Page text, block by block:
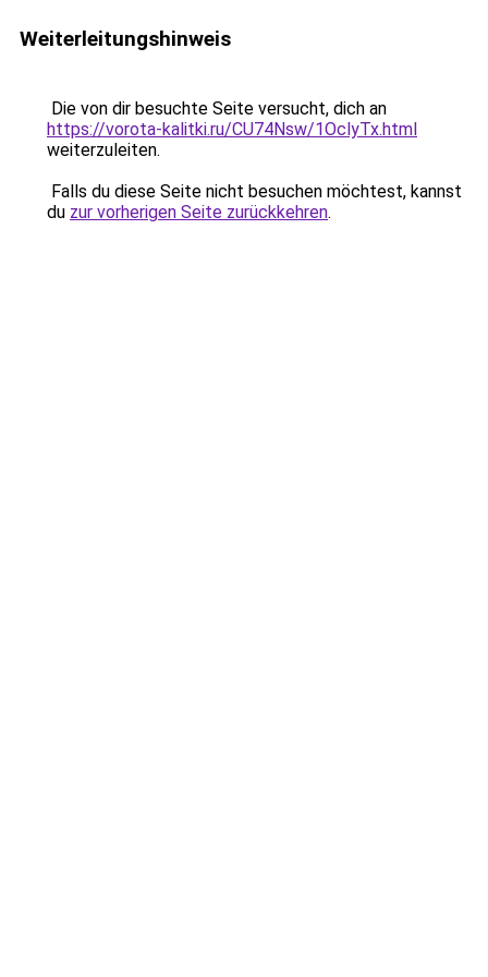
Weiterleitungshinweis
Die von dir besuchte Seite versucht, dich an
https://vorota-kalitki.ru/CU74Nsw/1OclyTx.html
weiterzuleiten.
Falls du diese Seite nicht besuchen möchtest, kannst
du zur vorherigen Seite zurückkehren.